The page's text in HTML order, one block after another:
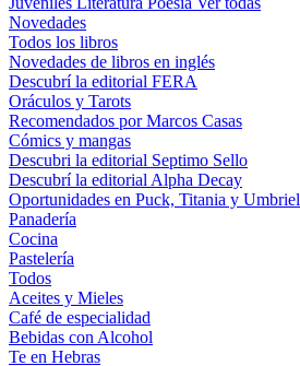
Novedades
Todos los libros
Novedades de libros en inglés
Descubrí la editorial FERA
Oráculos y Tarots
Recomendados por Marcos Casas
Cómics y mangas
Descubri la editorial Septimo Sello
Descubrí la editorial Alpha Decay
Oportunidades en Puck, Titania y Umbriel
Panadería
Cocina
Pastelería
Todos
Aceites y Mieles
Café de especialidad
Bebidas con Alcohol
Te en Hebras